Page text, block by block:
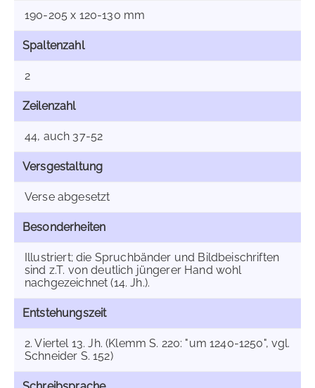
190-205 x 120-130 mm
Spaltenzahl
2
Zeilenzahl
44, auch 37-52
Versgestaltung
Verse abgesetzt
Besonderheiten
Illustriert; die Spruchbänder und Bildbeischriften
sind z.T. von deutlich jüngerer Hand wohl
nachgezeichnet (14. Jh.).
Entstehungszeit
2. Viertel 13. Jh. (Klemm S. 220: "um 1240-1250", vgl.
Schneider S. 152)